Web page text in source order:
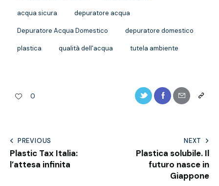
acqua sicura depuratore acqua
Depuratore Acqua Domestico depuratore domestico
plastica qualità dell'acqua tutela ambiente
0
PREVIOUS
Plastic Tax Italia:
l’attesa infinita
NEXT
Plastica solubile. Il
futuro nasce in
Giappone